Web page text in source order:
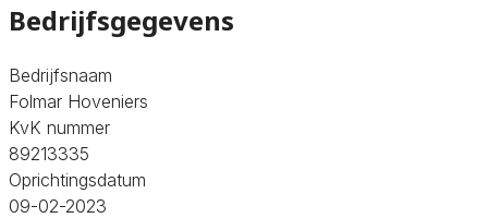
Bedrijfsgegevens
Bedrijfsnaam
Folmar Hoveniers
KvK nummer
89213335
Oprichtingsdatum
09-02-2023